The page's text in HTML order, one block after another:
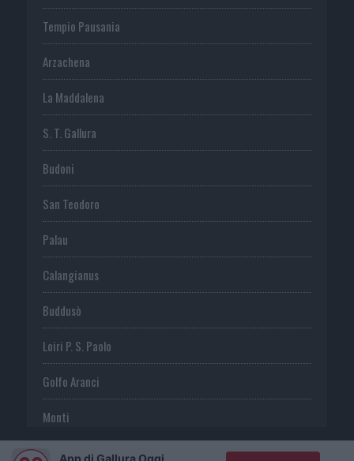
Tempio Pausania
Arzachena
La Maddalena
S. T. Gallura
Budoni
San Teodoro
Palau
Calangianus
Buddusò
Loiri P. S. Paolo
Golfo Aranci
Monti
TeltiApp di Gallura Oggi